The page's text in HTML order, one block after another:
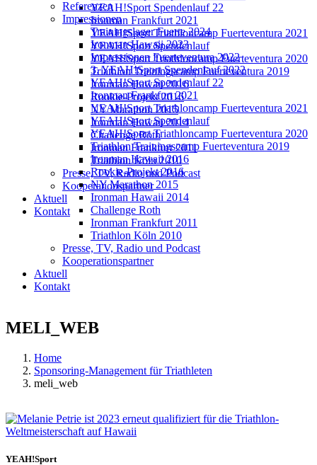
YEAH!Sport Spendenlauf 22
Ironman Frankfurt 2021
YEAH!Sport Triathloncamp Fuerteventura 2021
YEAH!Sport Spendenlauf
YEAH!Sport Triathloncamp Fuerteventura 2020
Triathlon Trainingscamp Fuerteventura 2019
Ironman Hawaii 2016
Rookie-Projekt 2016
NY Marathon 2015
Ironman Hawaii 2014
Challenge Roth
Ironman Frankfurt 2011
Triathlon Köln 2010
Presse, TV, Radio und Podcast
Kooperationspartner
Aktuell
Kontakt
Referenzen
Impressionen
Trainingslager Fuerte 2024
Ironman Hawaii 2023
Impressionen Fuerteventura 2022
3. YEAH!Sport Spendenlauf 2022
YEAH!Sport Spendenlauf 22
Ironman Frankfurt 2021
YEAH!Sport Triathloncamp Fuerteventura 2021
YEAH!Sport Spendenlauf
YEAH!Sport Triathloncamp Fuerteventura 2020
Triathlon Trainingscamp Fuerteventura 2019
Ironman Hawaii 2016
Rookie-Projekt 2016
NY Marathon 2015
Ironman Hawaii 2014
Challenge Roth
Ironman Frankfurt 2011
Triathlon Köln 2010
Presse, TV, Radio und Podcast
Kooperationspartner
Aktuell
Kontakt
MELI_WEB
Home
Sponsoring-Management für Triathleten
meli_web
YEAH!Sport